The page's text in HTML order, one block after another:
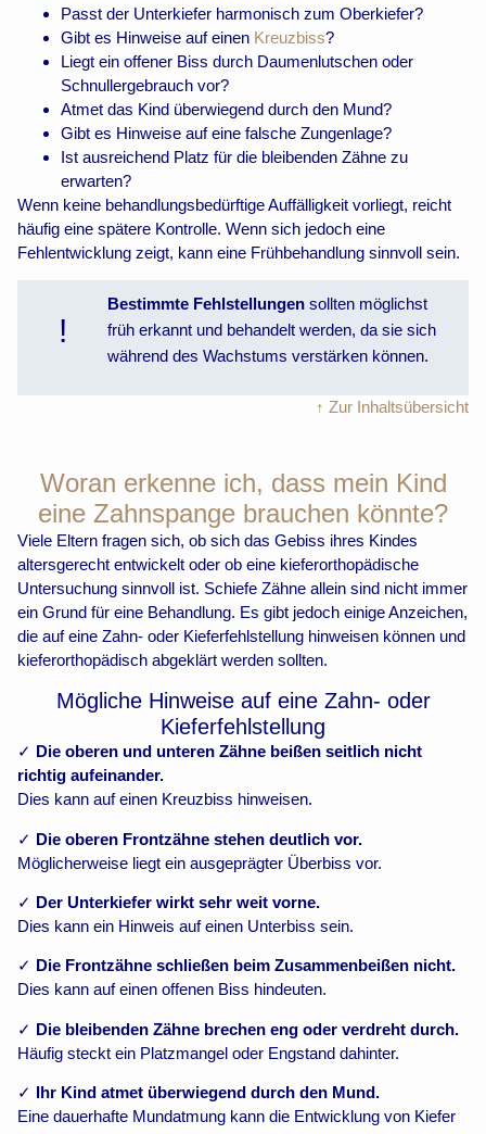
Passt der Unterkiefer harmonisch zum Oberkiefer?
Gibt es Hinweise auf einen Kreuzbiss?
Liegt ein offener Biss durch Daumenlutschen oder
Schnullergebrauch vor?
Atmet das Kind überwiegend durch den Mund?
Gibt es Hinweise auf eine falsche Zungenlage?
Ist ausreichend Platz für die bleibenden Zähne zu
erwarten?
Wenn keine behandlungsbedürftige Auffälligkeit vorliegt, reicht
häufig eine spätere Kontrolle. Wenn sich jedoch eine
Fehlentwicklung zeigt, kann eine Frühbehandlung sinnvoll sein.
!
Bestimmte Fehlstellungen sollten möglichst
früh erkannt und behandelt werden, da sie sich
während des Wachstums verstärken können.
↑ Zur Inhaltsübersicht
Woran erkenne ich, dass mein Kind
eine Zahnspange brauchen könnte?
Viele Eltern fragen sich, ob sich das Gebiss ihres Kindes
altersgerecht entwickelt oder ob eine kieferorthopädische
Untersuchung sinnvoll ist. Schiefe Zähne allein sind nicht immer
ein Grund für eine Behandlung. Es gibt jedoch einige Anzeichen,
die auf eine Zahn- oder Kieferfehlstellung hinweisen können und
kieferorthopädisch abgeklärt werden sollten.
Mögliche Hinweise auf eine Zahn- oder
Kieferfehlstellung
✓ Die oberen und unteren Zähne beißen seitlich nicht
richtig aufeinander.
Dies kann auf einen Kreuzbiss hinweisen.
✓ Die oberen Frontzähne stehen deutlich vor.
Möglicherweise liegt ein ausgeprägter Überbiss vor.
✓ Der Unterkiefer wirkt sehr weit vorne.
Dies kann ein Hinweis auf einen Unterbiss sein.
✓ Die Frontzähne schließen beim Zusammenbeißen nicht.
Dies kann auf einen offenen Biss hindeuten.
✓ Die bleibenden Zähne brechen eng oder verdreht durch.
Häufig steckt ein Platzmangel oder Engstand dahinter.
✓ Ihr Kind atmet überwiegend durch den Mund.
Eine dauerhafte Mundatmung kann die Entwicklung von Kiefer